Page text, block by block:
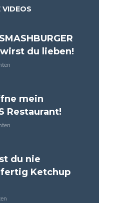
VIDEOS
du lieben!
mein
Restaurant!
du nie
Ketchup